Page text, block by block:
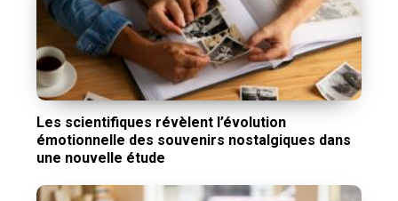
Les scientifiques révèlent l’évolution
émotionnelle des souvenirs nostalgiques dans
une nouvelle étude